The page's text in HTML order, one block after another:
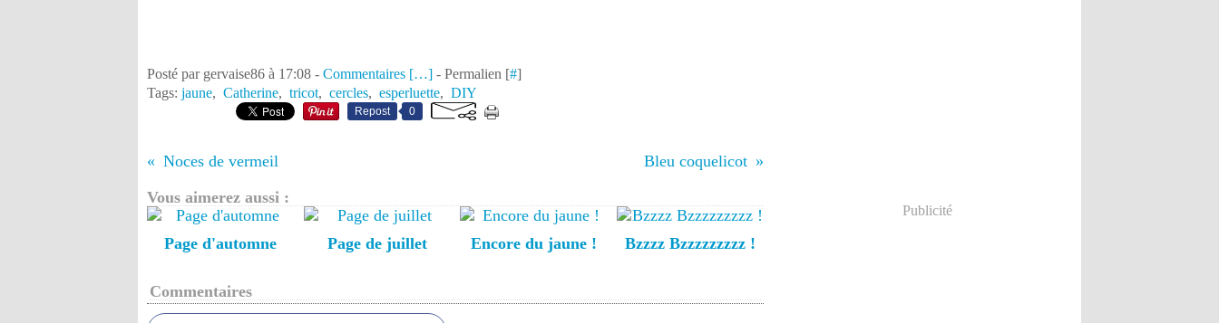
Posté par gervaise86 à 17:08 - Commentaires […] - Permalien [#]
Tags: jaune, Catherine, tricot, cercles, esperluette, DIY
Repost 0
Noces de vermeil
Bleu coquelicot
Vous aimerez aussi :
Page d'automne Page de juillet Encore du jaune ! Bzzzz Bzzzzzzzzz !
Commentaires
Publicité